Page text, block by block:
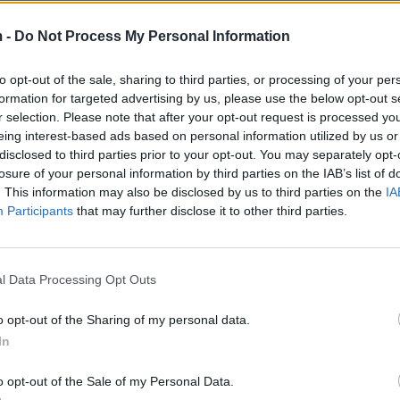
- Do Not Process My Personal Information
opt-out of the sale, sharing to third parties, or processing of your
for targeted advertising by us, please use the below opt-out
selection. Please note that after your opt-out request is processed
interest-based ads based on personal information utilized by us
to third parties prior to your opt-out. You may separately
of your personal information by third parties on the IAB’s list of
This information may also be disclosed by us to third parties on the
Participants that may further disclose it to other third parties.
Data Processing Opt Outs
opt-out of the Sharing of my personal data.
opt-out of the Sale of my Personal Data.
Bashkim Ulaj, ortak i shoqërisë “Gener 2”
“Për dhënien me koncesion/PPP të ndërtimit dhe
është lidhur kontrata e koncesionit ndërmjet
e Autoritetit Kontraktor, dhe shoqërive
koncesionare), me objekt “Për dhënien me
rrugës Thumanë–Fushë-Krujë–Vorë–Kashar”.
dhe e tij.